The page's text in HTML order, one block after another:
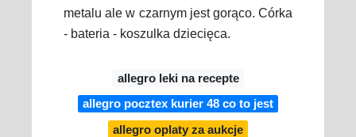
metalu ale w czarnym jest gorąco. Córka
- bateria - koszulka dziecięca.
allegro leki na recepte
allegro pocztex kurier 48 co to jest
allegro oplaty za aukcje